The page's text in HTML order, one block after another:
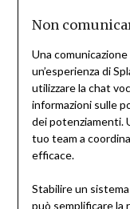
Non
Una
un’esperienza di
utilizzare la chat
informazioni sulle
dei potenziamenti.
tuo team a
efficace.
Stabilire un
può semplificare la